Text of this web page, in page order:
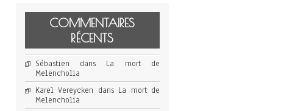
COMMENTAIRES
RÉCENTS
Sébastien dans La mort de
Melencholia
Karel Vereycken dans La mort de
Melencholia